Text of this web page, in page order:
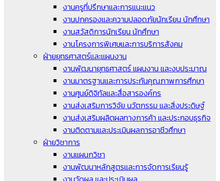
งานครูที่ปรึกษาและการแนะแนว
งานปกครองและความปลอดภัยนักเรียน นักศึกษา
งานสวัสดิการนักเรียน นักศึกษา
งานโครงการพิเศษและการบริการสังคม
ฝ่ายยุทธศาสตร์และแผนงาน
งานพัฒนายุทธศาสตร์ แผนงาน และงบประมาณ
งานมาตรฐานและการประกันคุณภาพการศึกษา
งานศูนย์ดิจิทัลและสื่อสารองค์กร
งานส่งเสริมการวิจัย นวัตกรรม และสิ่งประดิษฐ์
งานส่งเสริมผลิตผลทางการค้า และประกอบธุรกิจ
งานติดตามและประเมินผลการอาชีวศึกษา
ฝ่ายวิชาการ
งานแผนกวิชา
งานพัฒนาหลักสูตรและการจัดการเรียนรู้